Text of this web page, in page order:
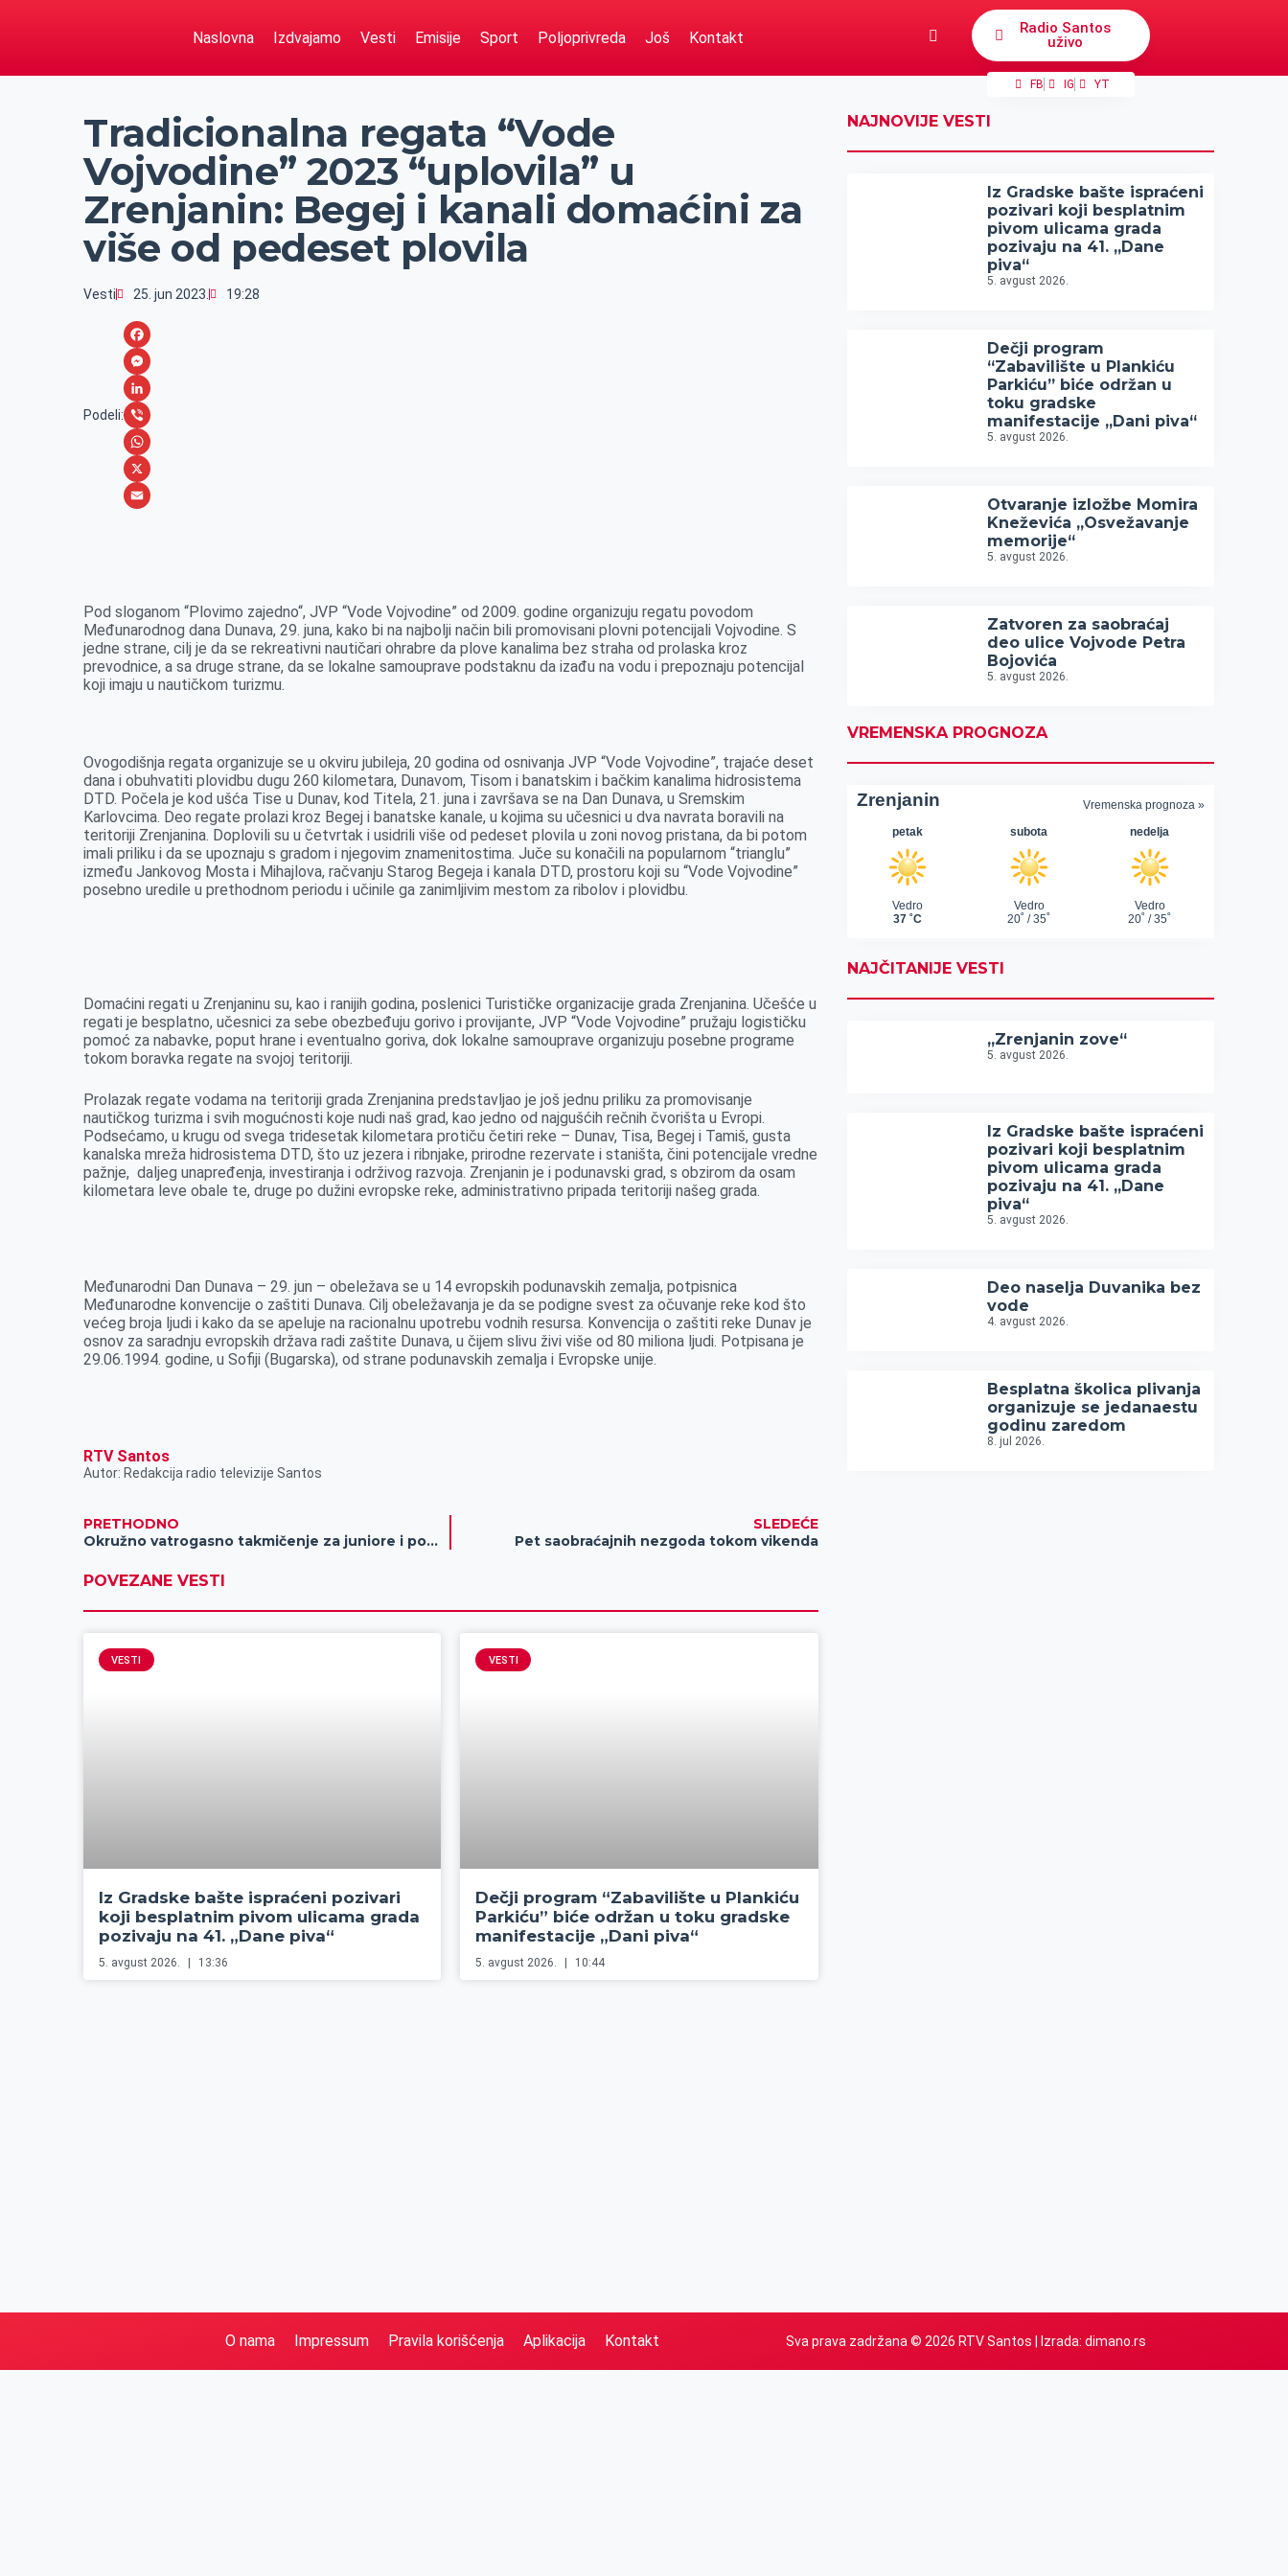
Naslovna Izdvajamo Vesti Emisije Sport Poljoprivreda Još Kontakt
Radio Santos
uživo
FB IG YT
Tradicionalna regata “Vode
Vojvodine” 2023 “uplovila” u
Zrenjanin: Begej i kanali domaćini za
više od pedeset plovila
Vesti 25. jun 2023. 19:28
Podeli:
F
a
c
e
b
o
M
e
s
s
e
r
L
i
n
k
n
V
i
b
W
h
A
p
p
X
i
l
Pod sloganom “Plovimo zajedno“, JVP “Vode Vojvodine” od 2009. godine organizuju regatu povodom
Međunarodnog dana Dunava, 29. juna, kako bi na najbolji način bili promovisani plovni potencijali Vojvodine. S
jedne strane, cilj je da se rekreativni nautičari ohrabre da plove kanalima bez straha od prolaska kroz
prevodnice, a sa druge strane, da se lokalne samouprave podstaknu da izađu na vodu i prepoznaju potencijal
koji imaju u nautičkom turizmu.
Ovogodišnja regata organizuje se u okviru jubileja, 20 godina od osnivanja JVP “Vode Vojvodine”, trajaće deset
dana i obuhvatiti plovidbu dugu 260 kilometara, Dunavom, Tisom i banatskim i bačkim kanalima hidrosistema
DTD. Počela je kod ušća Tise u Dunav, kod Titela, 21. juna i završava se na Dan Dunava, u Sremskim
Karlovcima. Deo regate prolazi kroz Begej i banatske kanale, u kojima su učesnici u dva navrata boravili na
teritoriji Zrenjanina. Doplovili su u četvrtak i usidrili više od pedeset plovila u zoni novog pristana, da bi potom
imali priliku i da se upoznaju s gradom i njegovim znamenitostima. Juče su konačili na popularnom “trianglu”
između Jankovog Mosta i Mihajlova, račvanju Starog Begeja i kanala DTD, prostoru koji su “Vode Vojvodine”
posebno uredile u prethodnom periodu i učinile ga zanimljivim mestom za ribolov i plovidbu.
Domaćini regati u Zrenjaninu su, kao i ranijih godina, poslenici Turističke organizacije grada Zrenjanina. Učešće u
regati je besplatno, učesnici za sebe obezbeđuju gorivo i provijante, JVP “Vode Vojvodine” pružaju logističku
pomoć za nabavke, poput hrane i eventualno goriva, dok lokalne samouprave organizuju posebne programe
tokom boravka regate na svojoj teritoriji.
Prolazak regate vodama na teritoriji grada Zrenjanina predstavljao je još jednu priliku za promovisanje
nautičkog turizma i svih mogućnosti koje nudi naš grad, kao jedno od najgušćih rečnih čvorišta u Evropi.
Podsećamo, u krugu od svega tridesetak kilometara protiču četiri reke – Dunav, Tisa, Begej i Tamiš, gusta
kanalska mreža hidrosistema DTD, što uz jezera i ribnjake, prirodne rezervate i staništa, čini potencijale vredne
pažnje, daljeg unapređenja, investiranja i održivog razvoja. Zrenjanin je i podunavski grad, s obzirom da osam
kilometara leve obale te, druge po dužini evropske reke, administrativno pripada teritoriji našeg grada.
Međunarodni Dan Dunava – 29. jun – obeležava se u 14 evropskih podunavskih zemalja, potpisnica
Međunarodne konvencije o zaštiti Dunava. Cilj obeležavanja je da se podigne svest za očuvanje reke kod što
većeg broja ljudi i kako da se apeluje na racionalnu upotrebu vodnih resursa. Konvencija o zaštiti reke Dunav je
osnov za saradnju evropskih država radi zaštite Dunava, u čijem slivu živi više od 80 miliona ljudi. Potpisana je
29.06.1994. godine, u Sofiji (Bugarska), od strane podunavskih zemalja i Evropske unije.
RTV Santos
Autor: Redakcija radio televizije Santos
PRETHODNO
Okružno vatrogasno takmičenje za juniore i podmladak: negovanje mlađeg sastava za uspešno održanje dobrovoljnih društava
SLEDEĆE
Pet saobraćajnih nezgoda tokom vikenda
POVEZANE VESTI
VESTI
Iz Gradske bašte ispraćeni pozivari
koji besplatnim pivom ulicama grada
pozivaju na 41. „Dane piva“
5. avgust 2026. 13:36
VESTI
Dečji program “Zabavilište u Plankiću
Parkiću” biće održan u toku gradske
manifestacije „Dani piva“
5. avgust 2026. 10:44
NAJNOVIJE VESTI
Iz Gradske bašte ispraćeni
pozivari koji besplatnim
pivom ulicama grada
pozivaju na 41. „Dane
piva“
5. avgust 2026.
Dečji program
“Zabavilište u Plankiću
Parkiću” biće održan u
toku gradske
manifestacije „Dani piva“
5. avgust 2026.
Otvaranje izložbe Momira
Kneževića „Osvežavanje
memorije“
5. avgust 2026.
Zatvoren za saobraćaj
deo ulice Vojvode Petra
Bojovića
5. avgust 2026.
VREMENSKA PROGNOZA
NAJČITANIJE VESTI
„Zrenjanin zove“
5. avgust 2026.
Iz Gradske bašte ispraćeni
pozivari koji besplatnim
pivom ulicama grada
pozivaju na 41. „Dane
piva“
5. avgust 2026.
Deo naselja Duvanika bez
vode
4. avgust 2026.
Besplatna školica plivanja
organizuje se jedanaestu
godinu zaredom
8. jul 2026.
O nama Impressum Pravila korišćenja Aplikacija Kontakt Sva prava zadržana © 2026 RTV Santos | Izrada: dimano.rs